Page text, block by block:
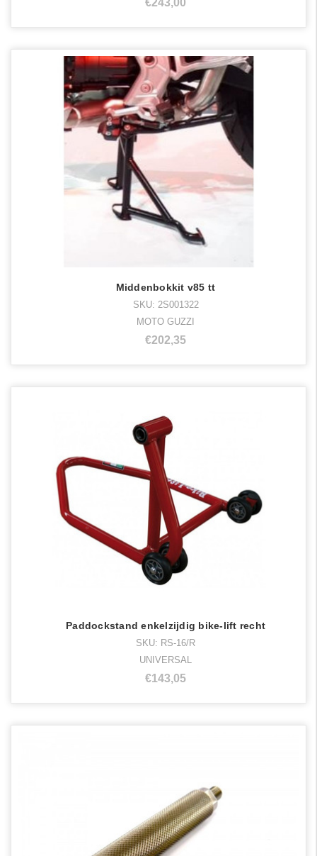
Middenbokkit v85 tt
SKU: 2S001322
MOTO GUZZI
€202,35
Paddockstand enkelzijdig bike-lift recht
SKU: RS-16/R
UNIVERSAL
€143,05